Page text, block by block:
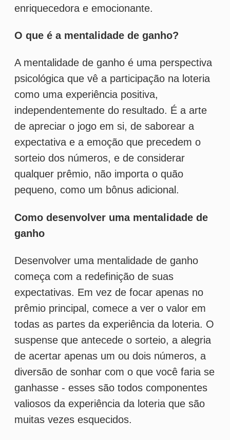
como uma experiência positiva,
de apreciar o jogo em si, de saborear a
sorteio dos números, e de considerar
qualquer prêmio, não importa o quão
pequeno, como um bônus adicional.
Como desenvolver uma mentalidade de
ganho
Desenvolver uma mentalidade de ganho
começa com a redefinição de suas
expectativas. Em vez de focar apenas no
todas as partes da experiência da loteria. O
suspense que antecede o sorteio, a alegria
de acertar apenas um ou dois números, a
diversão de sonhar com o que você faria se
ganhasse - esses são todos componentes
valiosos da experiência da loteria que são
muitas vezes esquecidos.
Aqui estão algumas estratégias práticas
para ajudar a cultivar uma mentalidade de
ganho:
Defina expectativas realistas: É
importante lembrar que a loteria é, acima
de tudo, um jogo de azar. A probabilidade
de ganhar o prêmio principal é